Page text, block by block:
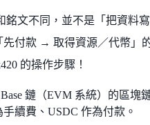
銘文不同，並不是「把資料
先付款 → 取得資源／代幣」
的操作步驟！
鏈（EVM 系統）的區塊
續費、USDC 作為付款。